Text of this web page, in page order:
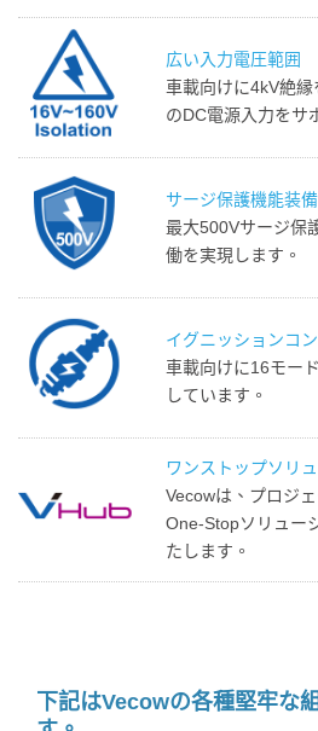
広い入力電圧範囲
車載向けに4kV絶
のDC電源入力をサ
サージ保護機能装備
最大500Vサージ保
働を実現します。
イグニッションコ
車載向けに16モー
しています。
ワンストップソリ
Vecowは、プロジ
One-Stopソリュー
たします。
下記はVecowの各種堅牢な